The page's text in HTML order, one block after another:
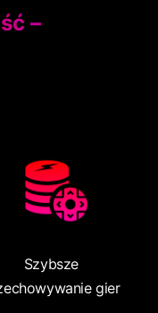
–
Szybsze
gier